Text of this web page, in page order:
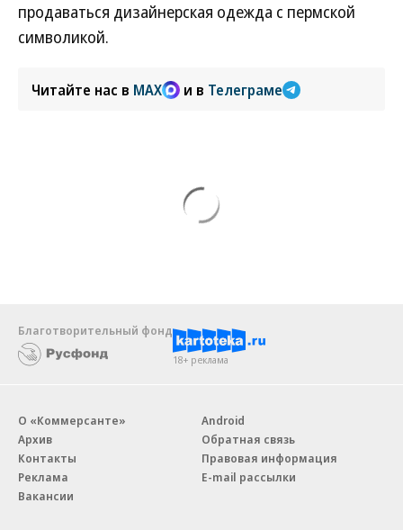
продаваться дизайнерская одежда с пермской
символикой.
Читайте нас в MAX и в Телеграме
Благотворительный фонд
18+ реклама
О «Коммерсанте»
Архив
Контакты
Реклама
Вакансии
Android
Обратная связь
Правовая информация
E-mail рассылки